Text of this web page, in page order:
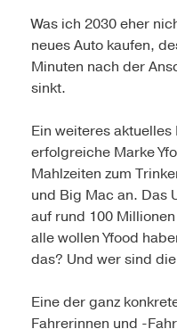
Was ich 2030 eher
neues Auto kaufen,
Minuten nach der
sinkt.
Ein weiteres
erfolgreiche Marke
Mahlzeiten zum
und Big Mac an. Das
auf rund 100
alle wollen Yfood
das? Und wer sind
Eine der ganz
Fahrerinnen und -